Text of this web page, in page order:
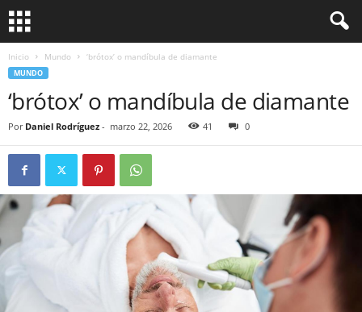
Inicio Mundo ‘brótox’ o mandíbula de diamante
MUNDO
‘brótox’ o mandíbula de diamante
Por Daniel Rodríguez - marzo 22, 2026 41 0